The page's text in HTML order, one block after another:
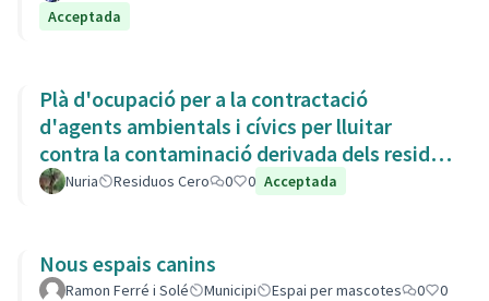
Acceptada
Plà d'ocupació per a la contractació
d'agents ambientals i cívics per lluitar
contra la contaminació derivada dels residus
de la Còvid-19
Nuria Residuos Cero 0 0 Acceptada
Nous espais canins
Ramon Ferré i Solé Municipi Espai per mascotes 0
0